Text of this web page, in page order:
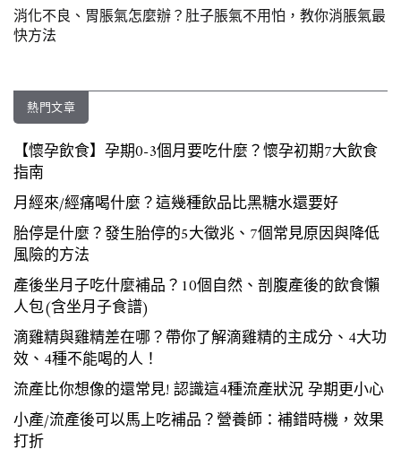
消化不良、胃脹氣怎麼辦？肚子脹氣不用怕，教你消脹氣最
快方法
熱門文章
【懷孕飲食】孕期0-3個月要吃什麼？懷孕初期7大飲食
指南
月經來/經痛喝什麼？這幾種飲品比黑糖水還要好
胎停是什麼？發生胎停的5大徵兆、7個常見原因與降低
風險的方法
產後坐月子吃什麼補品？10個自然、剖腹產後的飲食懶
人包(含坐月子食譜)
滴雞精與雞精差在哪？帶你了解滴雞精的主成分、4大功
效、4種不能喝的人！
流產比你想像的還常見! 認識這4種流產狀況 孕期更小心
小產/流產後可以馬上吃補品？營養師：補錯時機，效果
打折